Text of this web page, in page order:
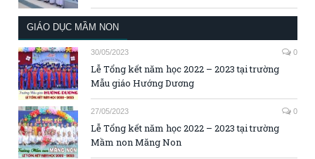
GIÁO DỤC MẦM NON
30/05/2023 0
Lễ Tổng kết năm học 2022 – 2023 tại trường
Mẫu giáo Hướng Dương
27/05/2023 0
Lễ Tổng kết năm học 2022 – 2023 tại trường
Mầm non Măng Non